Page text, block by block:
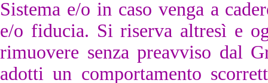
Sistema e/o in caso venga a
e/o fiducia. Si riserva altresì e
rimuovere senza preavviso dal
adotti un comportamento